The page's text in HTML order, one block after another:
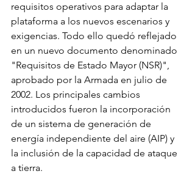
requisitos operativos para adaptar la
plataforma a los nuevos escenarios y
exigencias. Todo ello quedó reflejado
en un nuevo documento denominado
"Requisitos de Estado Mayor (NSR)",
aprobado por la Armada en julio de
2002. Los principales cambios
introducidos fueron la incorporación
de un sistema de generación de
energía independiente del aire (AIP) y
la inclusión de la capacidad de ataque
a tierra.